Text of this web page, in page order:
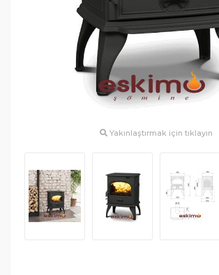
Yakınlaştırmak için tıklayın